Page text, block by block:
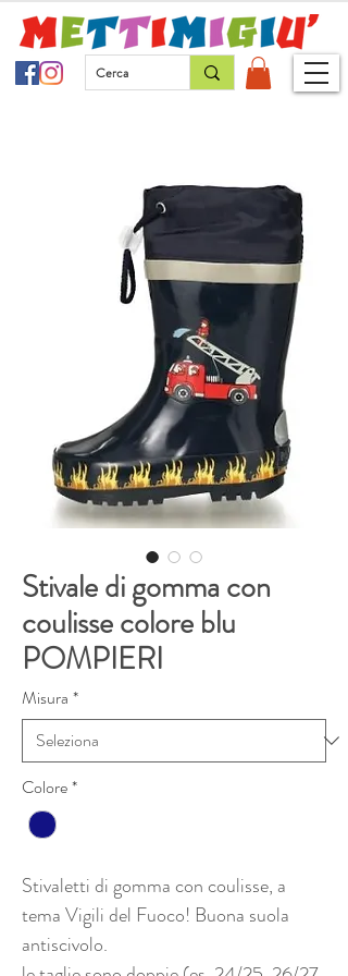
Stivale di gomma con
coulisse colore blu
POMPIERI
Misura *
Colore*
Stivaletti di gomma con coulisse, a
tema Vigili del Fuoco! Buona suola
antiscivolo.